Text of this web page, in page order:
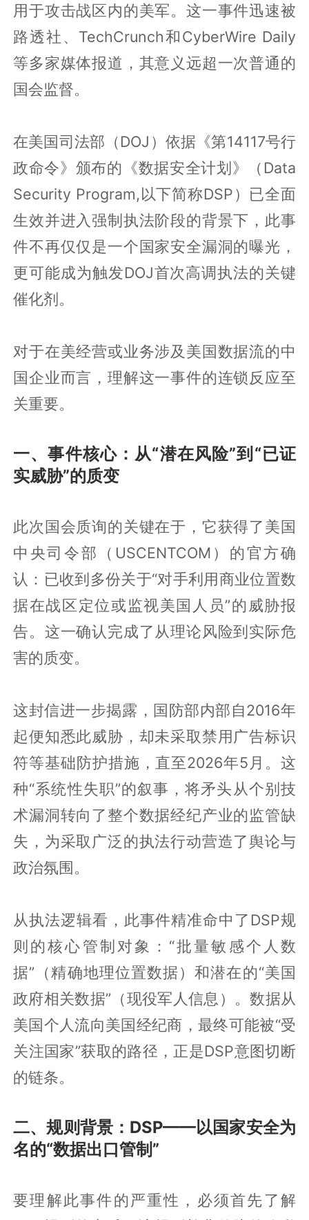
用于攻击战区内的美军。这一事件迅速被
路透社、TechCrunch和CyberWire Daily
等多家媒体报道，其意义远超一次普通的
国会监督。
在美国司法部（DOJ）依据《第14117号行
政命令》颁布的《数据安全计划》（Data
Security Program,以下简称DSP）已全面
生效并进入强制执法阶段的背景下，此事
件不再仅仅是一个国家安全漏洞的曝光，
更可能成为触发DOJ首次高调执法的关键
催化剂。
对于在美经营或业务涉及美国数据流的中
国企业而言，理解这一事件的连锁反应至
关重要。
一、事件核心：从“潜在风险”到“已证
实威胁”的质变
此次国会质询的关键在于，它获得了美国
中央司令部（USCENTCOM）的官方确
认：已收到多份关于“对手利用商业位置数
据在战区定位或监视美国人员”的威胁报
告。这一确认完成了从理论风险到实际危
害的质变。
这封信进一步揭露，国防部内部自2016年
起便知悉此威胁，却未采取禁用广告标识
符等基础防护措施，直至2026年5月。这
种“系统性失职”的叙事，将矛头从个别技
术漏洞转向了整个数据经纪产业的监管缺
失，为采取广泛的执法行动营造了舆论与
政治氛围。
从执法逻辑看，此事件精准命中了DSP规
则的核心管制对象：“批量敏感个人数
据”（精确地理位置数据）和潜在的“美国
政府相关数据”（现役军人信息）。数据从
美国个人流向美国经纪商，最终可能被“受
关注国家”获取的路径，正是DSP意图切断
的链条。
二、规则背景：DSP——以国家安全为
名的“数据出口管制”
要理解此事件的严重性，必须首先了解